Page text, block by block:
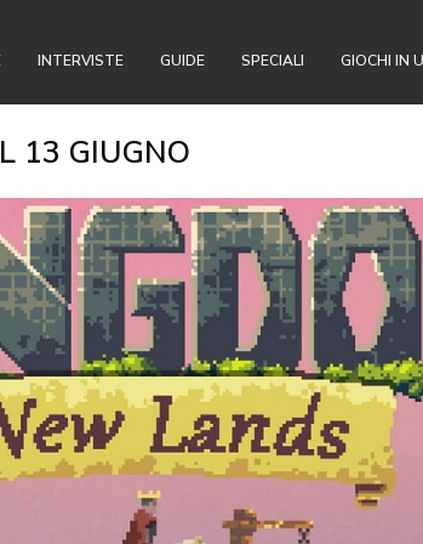
INTERVISTE GUIDE SPECIALI GIOCHI IN
13 GIUGNO